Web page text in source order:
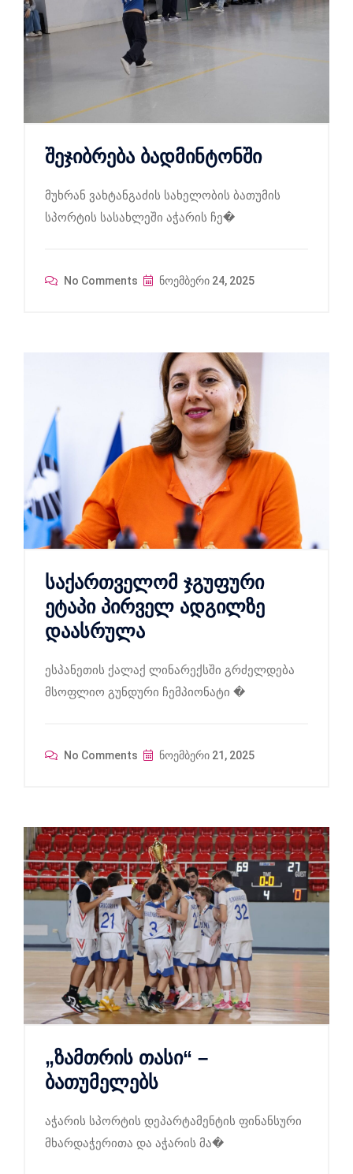
შეჯიბრება ბადმინტონში
მუხრან ვახტანგაძის სახელობის ბათუმის
სპორტის სასახლეში აჭარის ჩე�
No Comments ნოემბერი 24, 2025
საქართველომ ჯგუფური
ეტაპი პირველ ადგილზე
დაასრულა
ესპანეთის ქალაქ ლინარექსში გრძელდება
მსოფლიო გუნდური ჩემპიონატი �
No Comments ნოემბერი 21, 2025
„ზამთრის თასი“ –
ბათუმელებს
აჭარის სპორტის დეპარტამენტის ფინანსური
მხარდაჭერითა და აჭარის მა�